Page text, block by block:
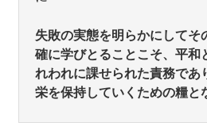
失敗の実態を明らかにしてそ
確に学びとることこそ、平和
れわれに課せられた責務であ
栄を保持していくための糧と